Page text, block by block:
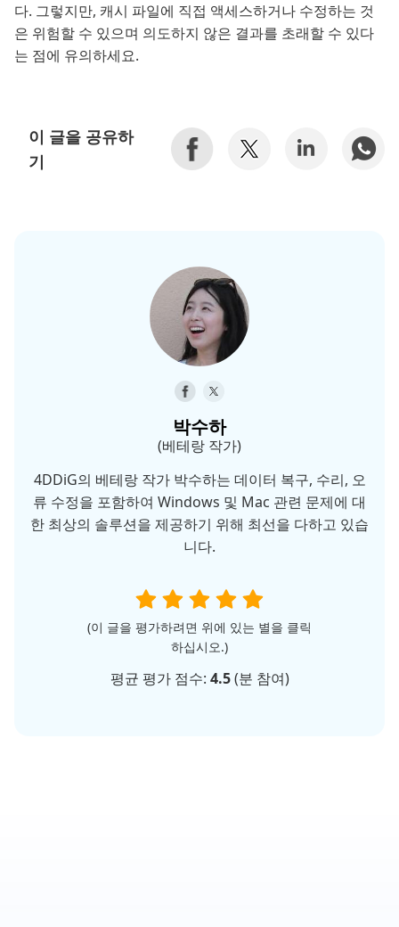
다. 그렇지만, 캐시 파일에 직접 액세스하거나 수정하는 것
은 위험할 수 있으며 의도하지 않은 결과를 초래할 수 있다
는 점에 유의하세요.
이 글을 공유하
기
박수하
(베테랑 작가)
4DDiG의 베테랑 작가 박수하는 데이터 복구, 수리, 오
류 수정을 포함하여 Windows 및 Mac 관련 문제에 대
한 최상의 솔루션을 제공하기 위해 최선을 다하고 있습
니다.
(이 글을 평가하려면 위에 있는 별을 클릭
하십시오.)
평균 평가 점수: 4.5(분 참여)